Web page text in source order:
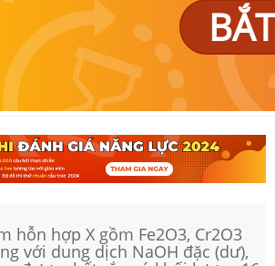
hỗn hợp X gồm Fe2O3, Cr2O3
với dung dịch NaOH đặc (dư),